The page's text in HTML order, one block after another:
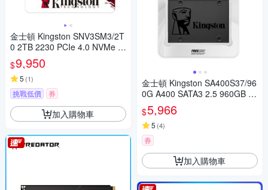
金士頓 Kingston SNV3SM3/2T
0 2TB 2230 PCIe 4.0 NVMe N
V3 SSD固態硬碟
$9,950
5 (1)
挑戰低價 券
加入購物車
金士頓 Kingston SA400S37/96
0G A400 SATA3 2.5 960GB S
SD 固態硬碟
$5,966
5 (4)
券
加入購物車